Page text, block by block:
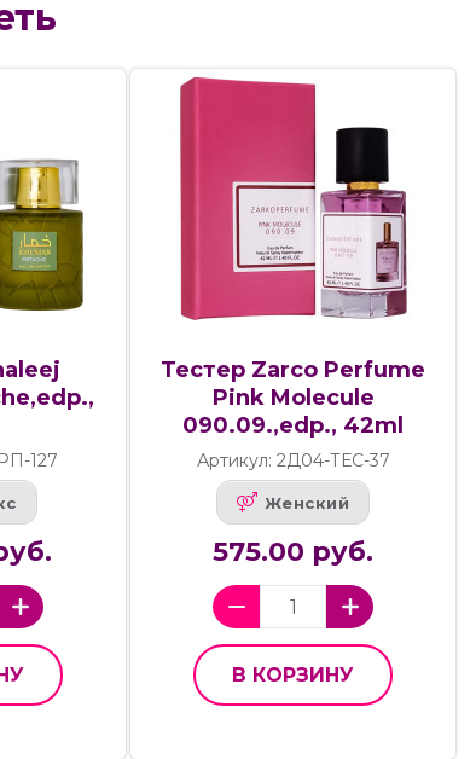
127
Тестер Zarco Perfume
Pink Molecule
090.09.,edp., 42ml
Артикул: 2Д04-ТЕС-37
Женский
575.00 руб.
В КОРЗИНУ